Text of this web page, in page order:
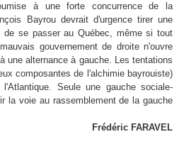
à une forte concurrence de la
Bayrou devrait d'urgence tirer une
se passer au Québec, même si tout
gouvernement de droite n'ouvre
une alternance à gauche. Les tentations
composantes de l'alchimie bayrouiste)
Seule une gauche sociale-
la voie au rassemblement de la gauche
Frédéric FARAVEL